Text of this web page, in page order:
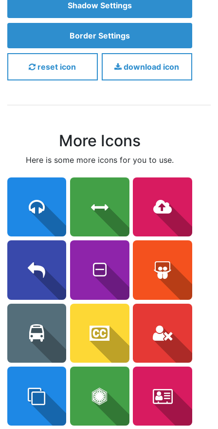
Shadow Settings
Border Settings
reset icon download icon
More Icons
here is some more icons for you to use.